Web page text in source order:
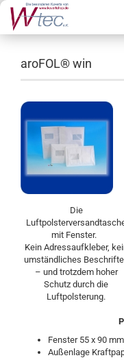
aroFOL® win
Die
mit Fenster.
Kein Adressaufkleber,
umständliches
– und trotzdem hoher
Schutz durch die
Luftpolsterung.
Fenster 55 x 90 mm
Außenlage